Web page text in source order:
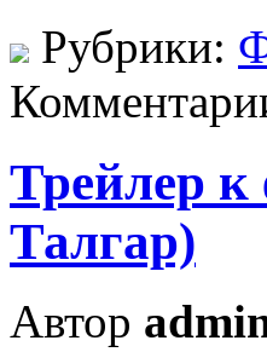
Рубрики:
Трейлер к
Талгар)
Автор